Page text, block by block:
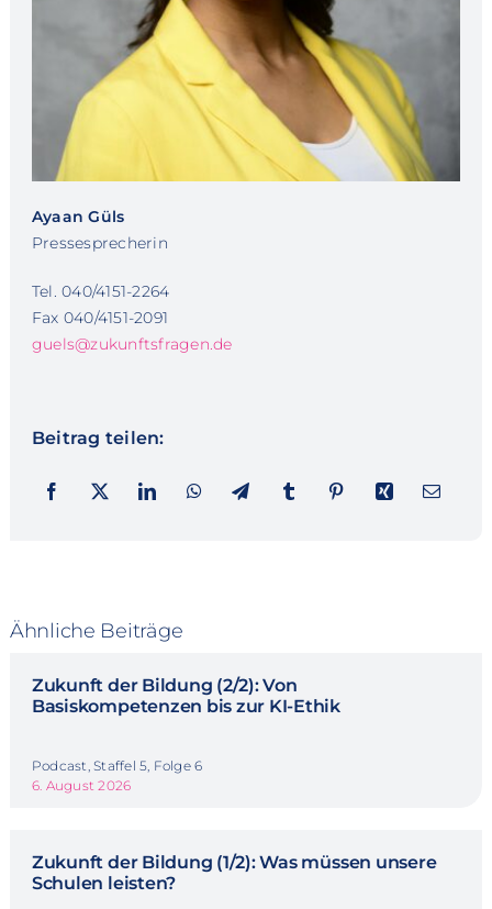
Ayaan Güls
Pressesprecherin
Tel. 040/4151-2264
Fax 040/4151-2091
guels@zukunftsfragen.de
Beitrag teilen:
Ähnliche Beiträge
Zukunft der Bildung (2/2): Von
Basiskompetenzen bis zur KI-Ethik
Podcast, Staffel 5, Folge 6
6. August 2026
Zukunft der Bildung (1/2): Was müssen unsere
Schulen leisten?